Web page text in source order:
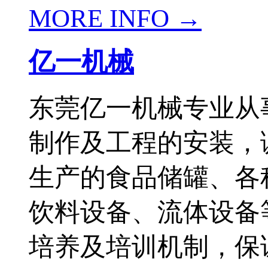
MORE INFO →
亿一机械
东莞亿一机械专业
制作及工程的安装
生产的食品储罐、
饮料设备、流体设
培养及培训机制，